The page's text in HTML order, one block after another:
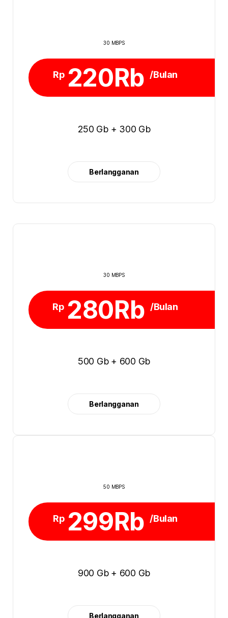
30 MBPS
Rp 220Rb /Bulan
250 Gb + 300 Gb
Berlangganan
30 MBPS
Rp 280Rb /Bulan
500 Gb + 600 Gb
Berlangganan
50 MBPS
Rp 299Rb /Bulan
900 Gb + 600 Gb
Berlangganan